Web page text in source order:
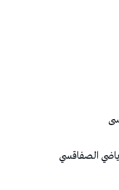
الصفاقسي